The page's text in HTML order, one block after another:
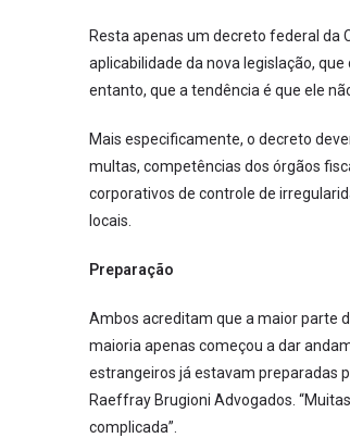
Resta apenas um decreto federal da
aplicabilidade da nova legislação,
entanto, que a tendência é que ele
Mais especificamente, o decreto
multas, competências dos órgãos
corporativos de controle de
locais.
Preparação
Ambos acreditam que a maior parte
maioria apenas começou a dar
estrangeiros já estavam preparadas
Raeffray Brugioni Advogados.
complicada”.